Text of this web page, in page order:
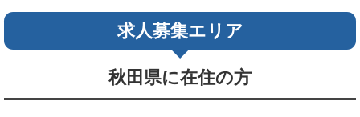
求人募集エリア
秋田県に在住の方